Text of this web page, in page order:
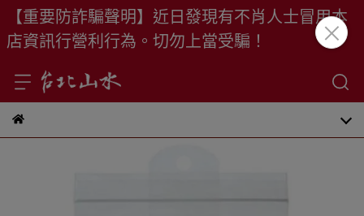
【重要防詐騙聲明】近日發現有不肖人士冒用本
店資訊行營利行為。切勿上當受騙！